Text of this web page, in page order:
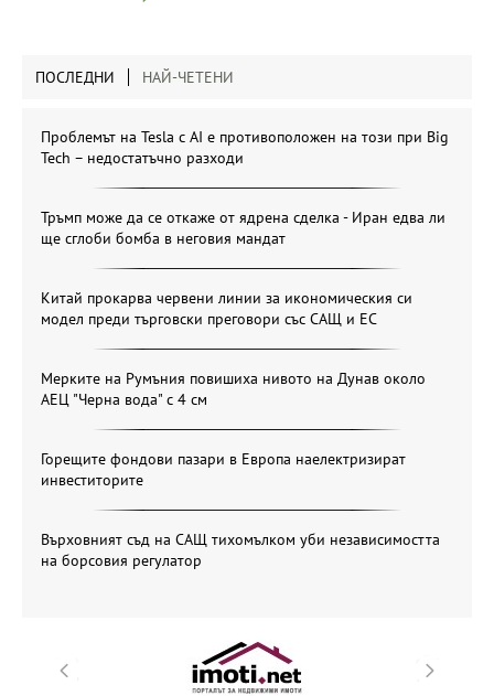
ПОСЛЕДНИ НАЙ-ЧЕТЕНИ
Проблемът на Tesla с AI е противоположен на този при Big
Tech – недостатъчно разходи
Тръмп може да се откаже от ядрена сделка - Иран едва ли
ще сглоби бомба в неговия мандат
Китай прокарва червени линии за икономическия си
модел преди търговски преговори със САЩ и ЕС
Мерките на Румъния повишиха нивото на Дунав около
АЕЦ "Черна вода" с 4 см
Горещите фондови пазари в Европа наелектризират
инвеститорите
Върховният съд на САЩ тихомълком уби независимостта
на борсовия регулатор